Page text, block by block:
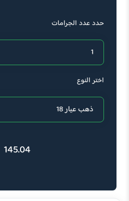
حدد عدد الجرامات
اختر النوع
145.04